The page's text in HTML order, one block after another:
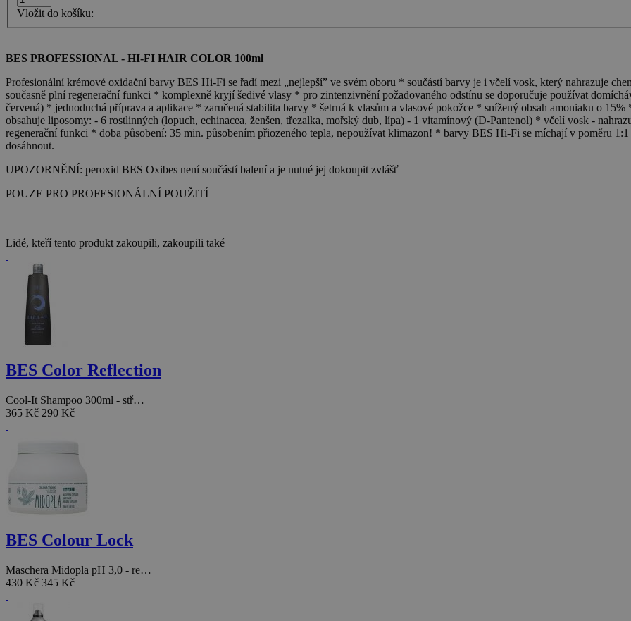
Vložit do košíku:
BES PROFESSIONAL - HI-FI HAIR COLOR 100ml
Profesionální krémové oxidační barvy BES Hi-Fi se řadí mezi „nejlepší” ve svém oboru * součástí barvy je i včelí vosk, který nahrazuje
současně plní regenerační funkci * komplexně kryjí šedivé vlasy * pro zintenzivnění požadovaného odstínu se doporučuje používat
červená) * jednoduchá příprava a aplikace * zaručená stabilita barvy * šetrná k vlasům a vlasové pokožce * snížený obsah amoniaku o
obsahuje liposomy: - 6 rostlinných (lopuch, echinacea, ženšen, třezalka, mořský dub, lípa) - 1 vitamínový (D-Pantenol) * včelí vosk -
regenerační funkci * doba působení: 35 min. působením přiozeného tepla, nepoužívat klimazon! * barvy BES Hi-Fi se míchají v poměru
dosáhnout.
UPOZORNĚNÍ: peroxid BES Oxibes není součástí balení a je nutné jej dokoupit zvlášť
POUZE PRO PROFESIONÁLNÍ POUŽITÍ
Lidé, kteří tento produkt zakoupili, zakoupili také
BES Color Reflection
Cool-It Shampoo 300ml - stř…
365 Kč 290 Kč
BES Colour Lock
Maschera Midopla pH 3,0 - re…
430 Kč 345 Kč